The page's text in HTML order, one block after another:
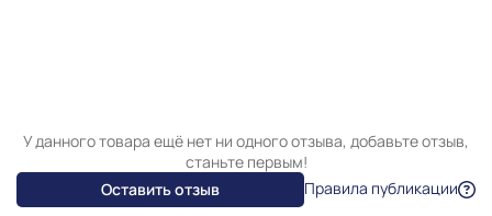
У данного товара ещё нет ни одного отзыва, добавьте отзыв,
станьте первым!
Оставить отзыв
Правила публикации